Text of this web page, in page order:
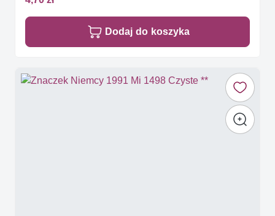
Dodaj do koszyka